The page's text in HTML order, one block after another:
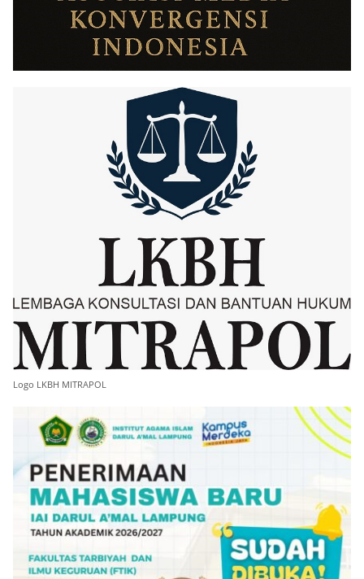
Logo LKBH MITRAPOL